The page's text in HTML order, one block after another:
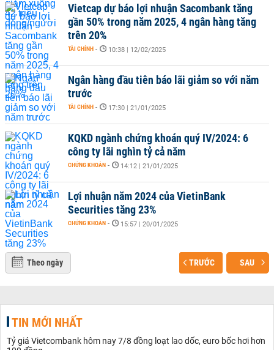
Vietcap dự báo lợi nhuận Sacombank tăng
gần 50% trong năm 2025, 4 ngân hàng tăng
trên 20%
TÀI CHÍNH - 10:38 | 12/02/2025
Ngân hàng đầu tiên báo lãi giảm so với năm
trước
TÀI CHÍNH - 17:30 | 21/01/2025
KQKD ngành chứng khoán quý IV/2024: 6
công ty lãi nghìn tỷ cả năm
CHỨNG KHOÁN - 14:12 | 21/01/2025
Lợi nhuận năm 2024 của VietinBank
Securities tăng 23%
CHỨNG KHOÁN - 15:57 | 20/01/2025
Theo ngày TRƯỚC SAU
TIN MỚI NHẤT
Tỷ giá Vietcombank hôm nay 7/8 đồng loạt lao dốc, euro bốc hơi hơn